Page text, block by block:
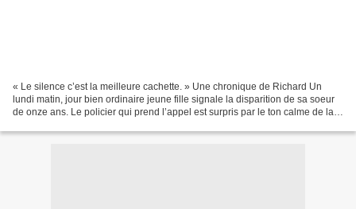
« Le silence c’est la meilleure cachette. » Une chronique de Richard Un
lundi matin, jour bien ordinaire jeune fille signale la disparition de sa soeur
de onze ans. Le policier qui prend l’appel est surpris par le ton calme de la